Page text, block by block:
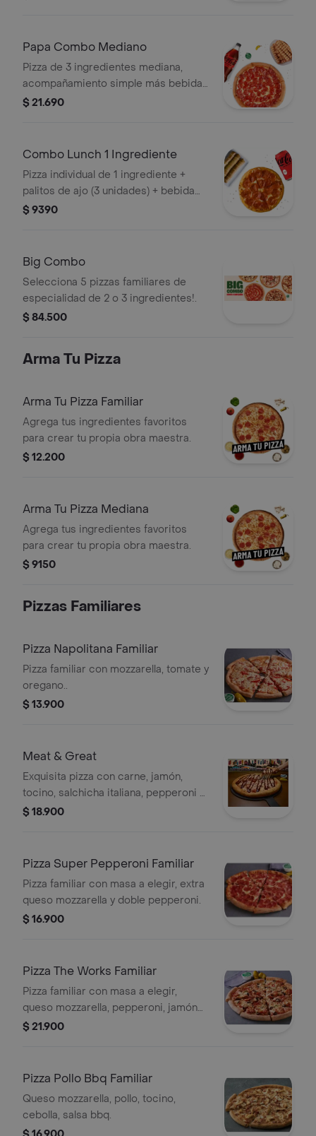
Papa Combo Mediano
Pizza de 3 ingredientes mediana,
acompañamiento simple más bebida
1,5 lt.
$ 21.690
Combo Lunch 1 Ingrediente
Pizza individual de 1 ingrediente +
palitos de ajo (3 unidades) + bebida
en lata.
$ 9390
Big Combo
Selecciona 5 pizzas familiares de
especialidad de 2 o 3 ingredientes!.
$ 84.500
Arma Tu Pizza
Arma Tu Pizza Familiar
Agrega tus ingredientes favoritos
para crear tu propia obra maestra.
$ 12.200
Arma Tu Pizza Mediana
Agrega tus ingredientes favoritos
para crear tu propia obra maestra.
$ 9150
Pizzas Familiares
Pizza Napolitana Familiar
Pizza familiar con mozzarella, tomate y
oregano..
$ 13.900
Meat & Great
Exquisita pizza con carne, jamón,
tocino, salchicha italiana, pepperoni y
un shot de salsa bbq.
$ 18.900
Pizza Super Pepperoni Familiar
Pizza familiar con masa a elegir, extra
queso mozzarella y doble pepperoni.
$ 16.900
Pizza The Works Familiar
Pizza familiar con masa a elegir,
queso mozzarella, pepperoni, jamón
cebolla, pimiento verde, aceitunas
$ 21.900
Pizza Pollo Bbq Familiar
Queso mozzarella, pollo, tocino,
cebolla, salsa bbq.